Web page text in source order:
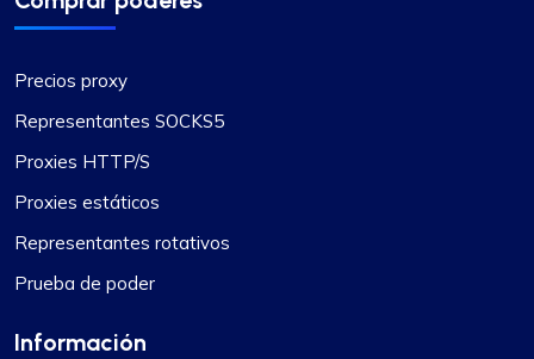
Precios proxy
Representantes SOCKS5
Proxies HTTP/S
Proxies estáticos
Representantes rotativos
Prueba de poder
Información